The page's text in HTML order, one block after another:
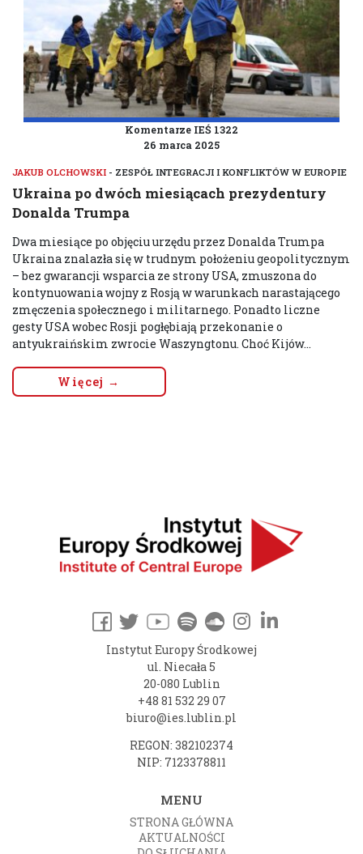
Komentarze IEŚ 1322
26 marca 2025
JAKUB OLCHOWSKI - ZESPÓŁ INTEGRACJI I KONFLIKTÓW W EUROPIE
Ukraina po dwóch miesiącach prezydentury
Donalda Trumpa
Dwa miesiące po objęciu urzędu przez Donalda Trumpa
Ukraina znalazła się w trudnym położeniu geopolitycznym
– bez gwarancji wsparcia ze strony USA, zmuszona do
kontynuowania wojny z Rosją w warunkach narastającego
zmęczenia społecznego i militarnego. Ponadto liczne
gesty USA wobec Rosji pogłębiają przekonanie o
antyukraińskim zwrocie Waszyngtonu. Choć Kijów...
Więcej →
Instytut Europy Środkowej
ul. Niecała 5
20-080 Lublin
+48 81 532 29 07
biuro@ies.lublin.pl
REGON: 382102374
NIP: 7123378811
MENU
STRONA GŁÓWNA
AKTUALNOŚCI